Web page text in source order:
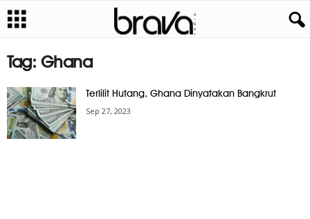
Tag: Ghana
Terlilit Hutang, Ghana Dinyatakan Bangkrut
Sep 27, 2023